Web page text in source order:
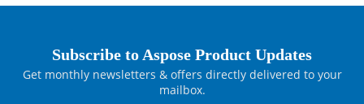
Subscribe to Aspose Product Updates
Get monthly newsletters & offers directly delivered to your
mailbox.